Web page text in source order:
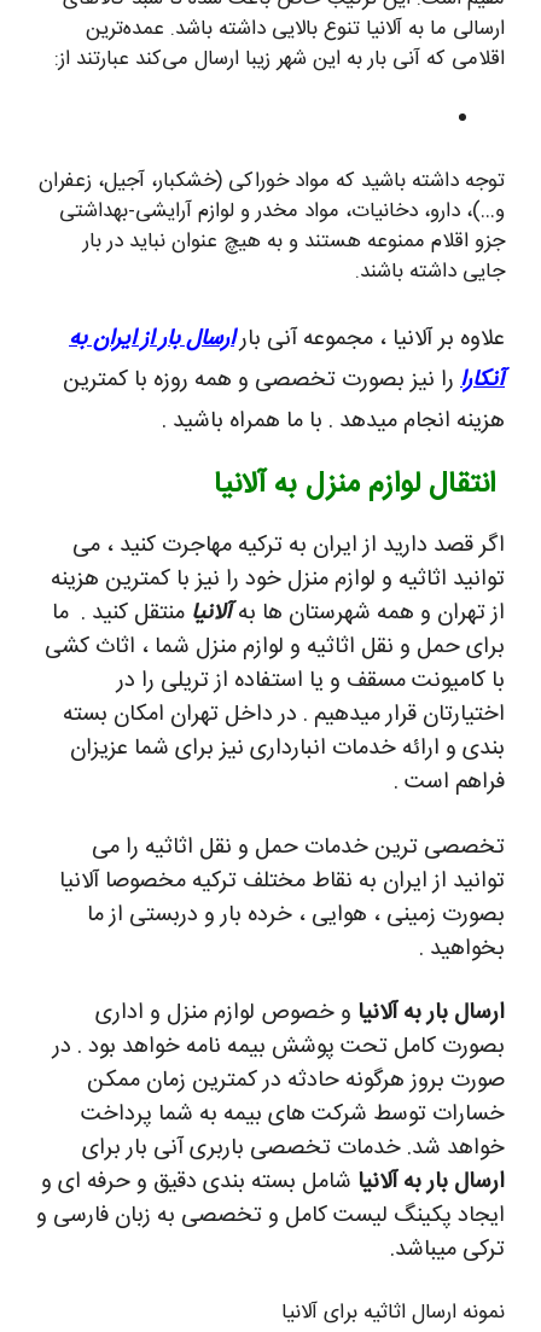
ارسالی ما به آلانیا تنوع بالایی داشته باشد. عمده‌ترین
اقلامی که آنی بار به این شهر زیبا ارسال می‌کند عبارتند از:
توجه داشته باشید که مواد خوراکی (خشکبار، آجیل، زعفران
و…)، دارو، دخانیات، مواد مخدر و لوازم آرایشی-بهداشتی
جزو اقلام ممنوعه هستند و به هیچ عنوان نباید در بار
جایی داشته باشند.
علاوه بر آلانیا ، مجموعه آنی بارارسال بار از ایران به
آنکارا را نیز بصورت تخصصی و همه روزه با کمترین
هزینه انجام میدهد . با ما همراه باشید .
انتقال لوازم منزل به آلانیا
اگر قصد دارید از ایران به ترکیه مهاجرت کنید ، می
توانید اثاثیه و لوازم منزل خود را نیز با کمترین هزینه
از تهران و همه شهرستان ها بهآلانیا منتقل کنید . ما
برای حمل و نقل اثاثیه و لوازم منزل شما ، اثاث کشی
با کامیونت مسقف و یا استفاده از تریلی را در
اختیارتان قرار میدهیم . در داخل تهران امکان بسته
بندی و ارائه خدمات انبارداری نیز برای شما عزیزان
فراهم است .
تخصصی ترین خدمات حمل و نقل اثاثیه را می
توانید از ایران به نقاط مختلف ترکیه مخصوصا آلانیا
بصورت زمینی ، هوایی ، خرده بار و دربستی از ما
بخواهید .
ارسال بار به آلانیا و خصوص لوازم منزل و اداری
بصورت کامل تحت پوشش بیمه نامه خواهد بود . در
صورت بروز هرگونه حادثه در کمترین زمان ممکن
خسارات توسط شرکت های بیمه به شما پرداخت
خواهد شد. خدمات تخصصی باربری آنی بار برای
ارسال بار به آلانیا شامل بسته بندی دقیق و حرفه ای و
ایجاد پکینگ لیست کامل و تخصصی به زبان فارسی و
ترکی میباشد.
نمونه ارسال اثاثیه برای آلانیا